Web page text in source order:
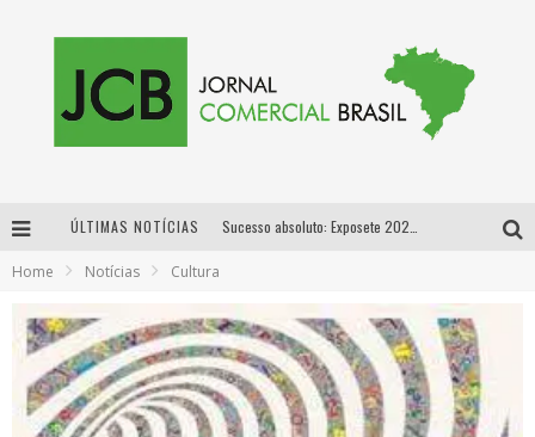
ÚLTIMAS NOTÍCIAS
Proibida anuncia retorno da Puro Malte Extra e consolida trajetória de democratização cervejeira no Brasil
Home Notícias Cultura